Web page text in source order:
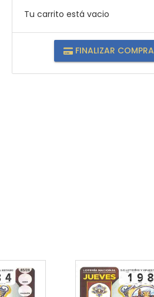
Tu carrito está vacio
FINALIZAR COMPRA